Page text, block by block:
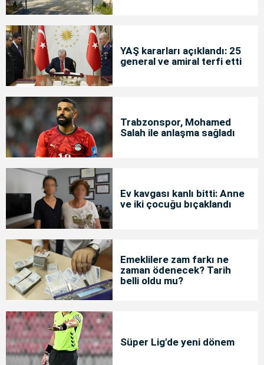
YAŞ kararları açıklandı: 25
general ve amiral terfi etti
Trabzonspor, Mohamed
Salah ile anlaşma sağladı
Ev kavgası kanlı bitti: Anne
ve iki çocuğu bıçaklandı
Emeklilere zam farkı ne
zaman ödenecek? Tarih
belli oldu mu?
Süper Lig'de yeni dönem